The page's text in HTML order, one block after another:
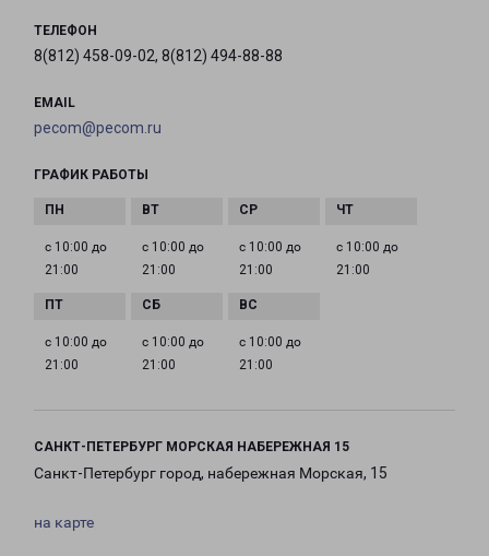
ТЕЛЕФОН
8(812) 458-09-02, 8(812) 494-88-88
EMAIL
pecom@pecom.ru
ГРАФИК РАБОТЫ
с 10:00 до
21:00
с 10:00 до
21:00
с 10:00 до
21:00
с 10:00 до
21:00
с 10:00 до
21:00
с 10:00 до
21:00
с 10:00 до
21:00
САНКТ-ПЕТЕРБУРГ МОРСКАЯ НАБЕРЕЖНАЯ 15
Санкт-Петербург город, набережная Морская, 15
на карте